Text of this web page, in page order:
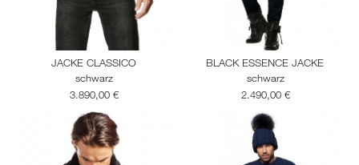
JACKE CLASSICO
schwarz
3.890,00 €
BLACK ESSENCE JACKE
schwarz
2.490,00 €